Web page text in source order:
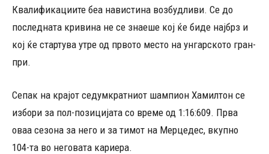
Квалификациите беа навистина возбудливи. Се до
последната кривина не се знаеше кој ќе биде најбрз и
кој ќе стартува утре од првото место на унгарското гран-
при.
Сепак на крајот седумкратниот шампион Хамилтон се
избори за пол-позицијата со време од 1:16:609. Прва
оваа сезона за него и за тимот на Мерцедес, вкупно
104-та во неговата кариера.